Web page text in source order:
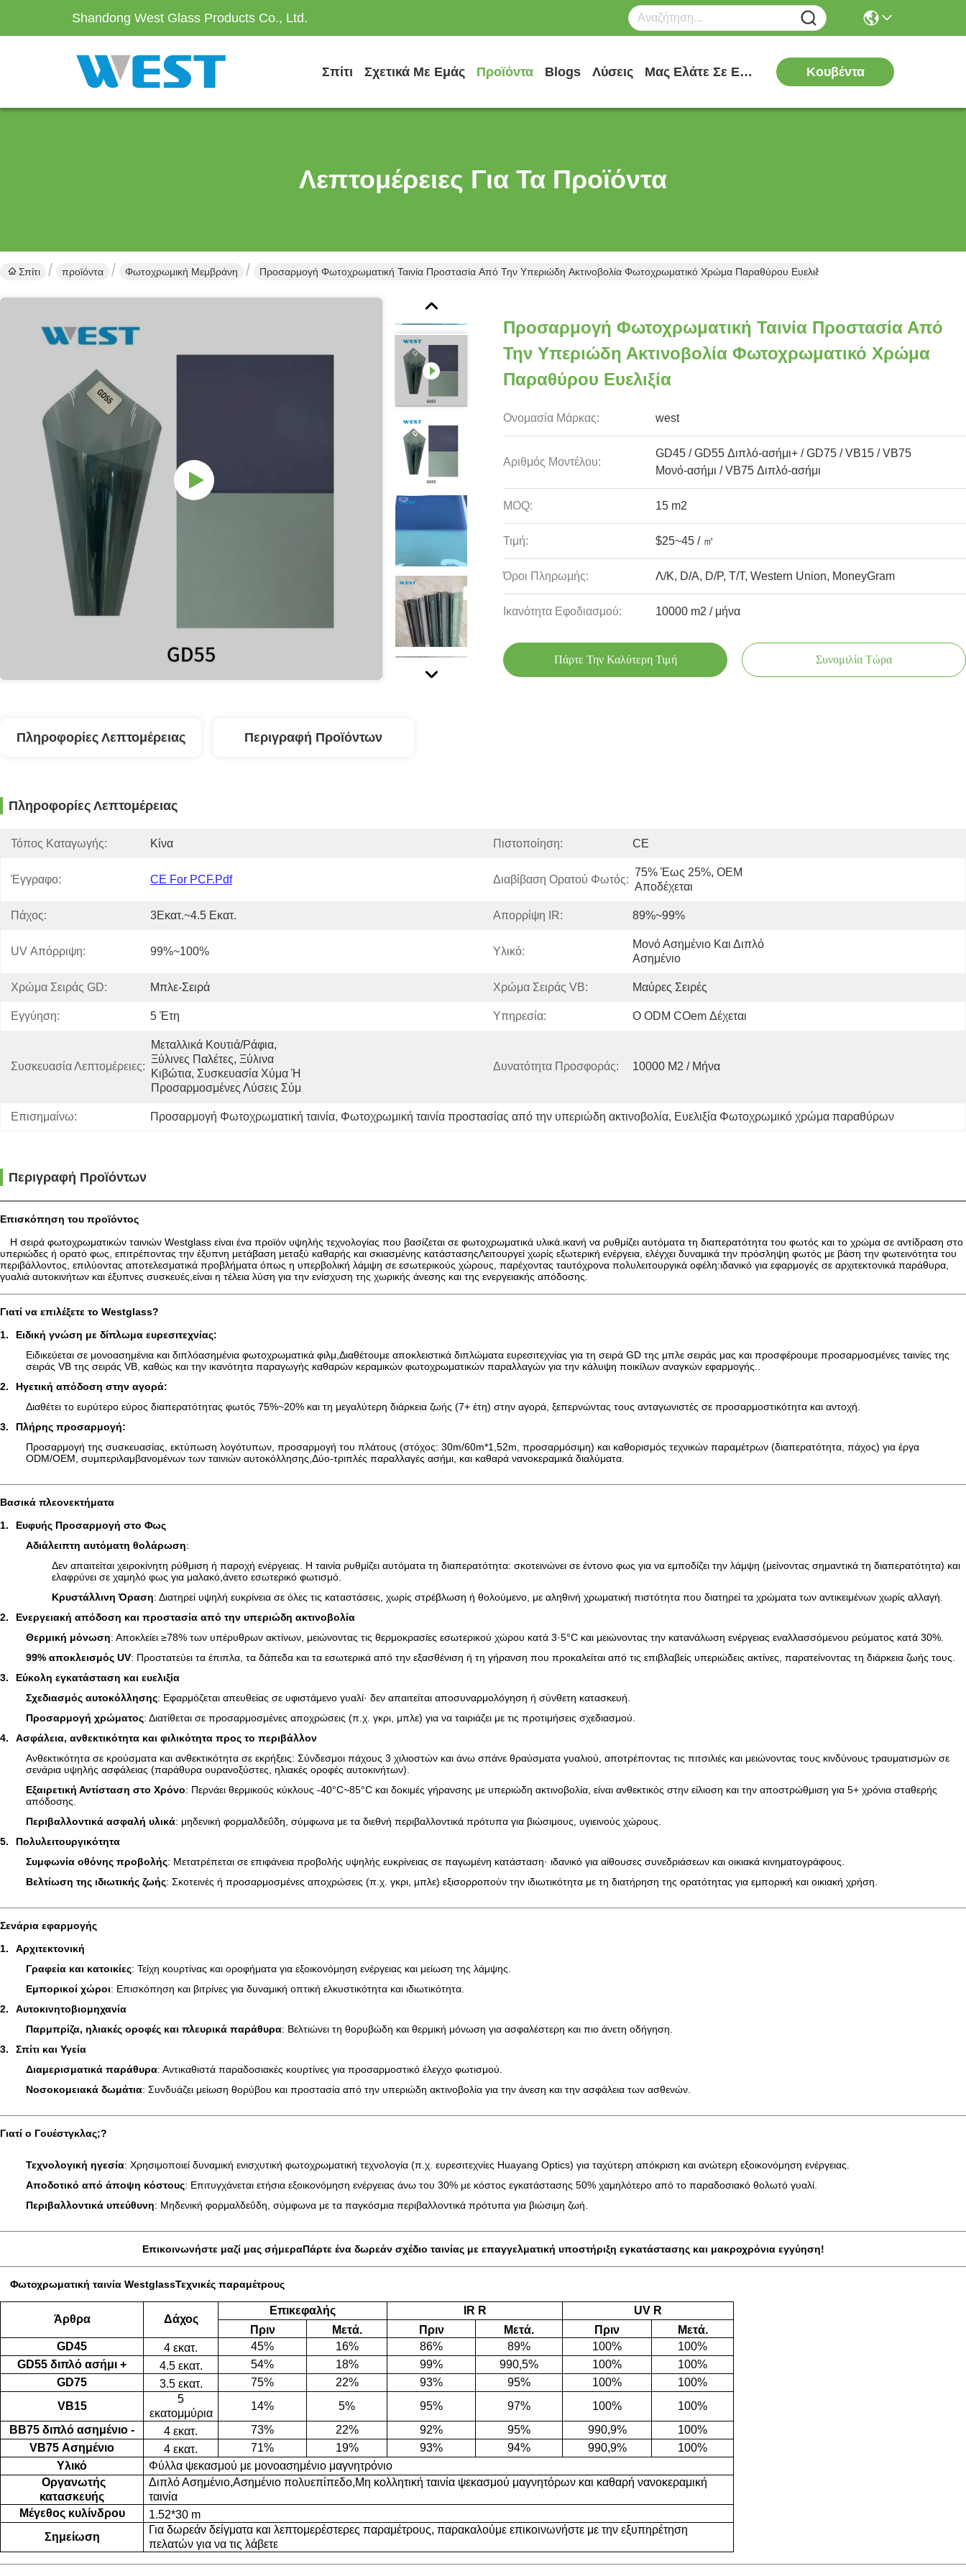
Shandong West Glass Products Co., Ltd.
Σπίτι Σχετικά Με Εμάς Προϊόντα Blogs Λύσεις Μας Ελάτε Σε Επαφή Με Κουβέντα
Λεπτομέρειες Για Τα Προϊόντα
Σπίτι προϊόντα Φωτοχρωμική Μεμβράνη Προσαρμογή Φωτοχρωματική Ταινία Προστασία Από Την Υπεριώδη Ακτινοβολία Φωτοχρωματικό Χρώμα Παραθύρου Ευελιξία
Προσαρμογή Φωτοχρωματική Ταινία Προστασία Από
Την Υπεριώδη Ακτινοβολία Φωτοχρωματικό Χρώμα
Παραθύρου Ευελιξία
Ονομασία Μάρκας: west
Αριθμός Μοντέλου:
GD45 / GD55 Διπλό-ασήμι+ / GD75 / VB15 / VB75
Μονό-ασήμι / VB75 Διπλό-ασήμι
MOQ: 15 m2
Τιμή: $25~45 / ㎡
Όροι Πληρωμής: Λ/Κ, D/A, D/P, T/T, Western Union, MoneyGram
Ικανότητα Εφοδιασμού: 10000 m2 / μήνα
Πάρτε Την Καλύτερη Τιμή Συνομιλία Τώρα
Πληροφορίες Λεπτομέρειας Περιγραφή Προϊόντων
Πληροφορίες Λεπτομέρειας
Τόπος Καταγωγής: Κίνα Πιστοποίηση: CE
Έγγραφο: CE For PCF.pdf Διαβίβαση Ορατού Φωτός:
75% Έως 25%, OEM
Αποδέχεται
Πάχος: 3Εκατ.~4.5 Εκατ. Απορρίψη IR: 89%~99%
UV Απόρριψη: 99%~100% Υλικό:
Μονό Ασημένιο Και Διπλό
Ασημένιο
Χρώμα Σειράς GD: Μπλε-Σειρά Χρώμα Σειράς VB: Μαύρες Σειρές
Εγγύηση: 5 Έτη Υπηρεσία: Ο ODM COem Δέχεται
Συσκευασία Λεπτομέρειες:
Μεταλλικά Κουτιά/ράφια,
Ξύλινες Παλέτες, Ξύλινα
Κιβώτια, Συσκευασία Χύμα Ή
Προσαρμοσμένες Λύσεις Σύμ
Δυνατότητα Προσφοράς: 10000 M2 / Μήνα
Επισημαίνω: Προσαρμογή Φωτοχρωματική ταινία, Φωτοχρωμική ταινία προστασίας από την υπεριώδη ακτινοβολία, Ευελιξία Φωτοχρωμικό χρώμα παραθύρων
Περιγραφή Προϊόντων
Επισκόπηση του προϊόντος
Η σειρά φωτοχρωματικών ταινιών Westglass είναι ένα προϊόν υψηλής τεχνολογίας που βασίζεται σε φωτοχρωματικά υλικά.ικανή να ρυθμίζει αυτόματα τη διαπερατότητα του φωτός και το χρώμα σε αντίδραση στο
υπεριώδες ή ορατό φως, επιτρέποντας την έξυπνη μετάβαση μεταξύ καθαρής και σκιασμένης κατάστασηςΛειτουργεί χωρίς εξωτερική ενέργεια, ελέγχει δυναμικά την πρόσληψη φωτός με βάση την φωτεινότητα του
περιβάλλοντος, επιλύοντας αποτελεσματικά προβλήματα όπως η υπερβολική λάμψη σε εσωτερικούς χώρους, παρέχοντας ταυτόχρονα πολυλειτουργικά οφέλη:ιδανικό για εφαρμογές σε αρχιτεκτονικά παράθυρα,
γυαλιά αυτοκινήτων και έξυπνες συσκευές,είναι η τέλεια λύση για την ενίσχυση της χωρικής άνεσης και της ενεργειακής απόδοσης.
Γιατί να επιλέξετε το Westglass?
1.
Ειδική γνώση με δίπλωμα ευρεσιτεχνίας:
Ειδικεύεται σε μονοασημένια και διπλόασημένια φωτοχρωματικά φιλμ,Διαθέτουμε αποκλειστικά διπλώματα ευρεσιτεχνίας για τη σειρά GD της μπλε σειράς μας και προσφέρουμε προσαρμοσμένες ταινίες της
σειράς VB της σειράς VB, καθώς και την ικανότητα παραγωγής καθαρών κεραμικών φωτοχρωματικών παραλλαγών για την κάλυψη ποικίλων αναγκών εφαρμογής..
2.
Ηγετική απόδοση στην αγορά:
Διαθέτει το ευρύτερο εύρος διαπερατότητας φωτός 75%~20% και τη μεγαλύτερη διάρκεια ζωής (7+ έτη) στην αγορά, ξεπερνώντας τους ανταγωνιστές σε προσαρμοστικότητα και αντοχή.
3.
Πλήρης προσαρμογή:
Προσαρμογή της συσκευασίας, εκτύπωση λογότυπων, προσαρμογή του πλάτους (στόχος: 30m/60m*1,52m, προσαρμόσιμη) και καθορισμός τεχνικών παραμέτρων (διαπερατότητα, πάχος) για έργα
ODM/OEM, συμπεριλαμβανομένων των ταινιών αυτοκόλλησης,Δύο-τριπλές παραλλαγές ασήμι, και καθαρά νανοκεραμικά διαλύματα.
Βασικά πλεονεκτήματα
1.
Ευφυής Προσαρμογή στο Φως
Αδιάλειπτη αυτόματη θολάρωση:
Δεν απαιτείται χειροκίνητη ρύθμιση ή παροχή ενέργειας. Η ταινία ρυθμίζει αυτόματα τη διαπερατότητα: σκοτεινώνει σε έντονο φως για να εμποδίζει την λάμψη (μείνοντας σημαντικά τη διαπερατότητα) και
ελαφρύνει σε χαμηλό φως για μαλακό,άνετο εσωτερικό φωτισμό.
Κρυστάλλινη Όραση: Διατηρεί υψηλή ευκρίνεια σε όλες τις καταστάσεις, χωρίς στρέβλωση ή θολούμενο, με αληθινή χρωματική πιστότητα που διατηρεί τα χρώματα των αντικειμένων χωρίς αλλαγή.
2.
Ενεργειακή απόδοση και προστασία από την υπεριώδη ακτινοβολία
Θερμική μόνωση: Αποκλείει ≥78% των υπέρυθρων ακτίνων, μειώνοντας τις θερμοκρασίες εσωτερικού χώρου κατά 3·5°C και μειώνοντας την κατανάλωση ενέργειας εναλλασσόμενου ρεύματος κατά 30%.
99% αποκλεισμός UV: Προστατεύει τα έπιπλα, τα δάπεδα και τα εσωτερικά από την εξασθένιση ή τη γήρανση που προκαλείται από τις επιβλαβείς υπεριώδεις ακτίνες, παρατείνοντας τη διάρκεια ζωής τους.
3.
Εύκολη εγκατάσταση και ευελιξία
Σχεδιασμός αυτοκόλλησης: Εφαρμόζεται απευθείας σε υφιστάμενο γυαλί· δεν απαιτείται αποσυναρμολόγηση ή σύνθετη κατασκευή.
Προσαρμογή χρώματος: Διατίθεται σε προσαρμοσμένες αποχρώσεις (π.χ. γκρι, μπλε) για να ταιριάζει με τις προτιμήσεις σχεδιασμού.
4.
Ασφάλεια, ανθεκτικότητα και φιλικότητα προς το περιβάλλον
Ανθεκτικότητα σε κρούσματα και ανθεκτικότητα σε εκρήξεις: Σύνδεσμοι πάχους 3 χιλιοστών και άνω σπάνε θραύσματα γυαλιού, αποτρέποντας τις πιτσιλιές και μειώνοντας τους κινδύνους τραυματισμών σε
σενάρια υψηλής ασφάλειας (παράθυρα ουρανοξύστες, ηλιακές οροφές αυτοκινήτων).
Εξαιρετική Αντίσταση στο Χρόνο: Περνάει θερμικούς κύκλους -40°C~85°C και δοκιμές γήρανσης με υπεριώδη ακτινοβολία, είναι ανθεκτικός στην είλιοση και την αποστρώθμιση για 5+ χρόνια σταθερής
απόδοσης.
Περιβαλλοντικά ασφαλή υλικά: μηδενική φορμαλδεΰδη, σύμφωνα με τα διεθνή περιβαλλοντικά πρότυπα για βιώσιμους, υγιεινούς χώρους.
5.
Πολυλειτουργικότητα
Συμφωνία οθόνης προβολής: Μετατρέπεται σε επιφάνεια προβολής υψηλής ευκρίνειας σε παγωμένη κατάσταση· ιδανικό για αίθουσες συνεδριάσεων και οικιακά κινηματογράφους.
Βελτίωση της ιδιωτικής ζωής: Σκοτεινές ή προσαρμοσμένες αποχρώσεις (π.χ. γκρι, μπλε) εξισορροπούν την ιδιωτικότητα με τη διατήρηση της ορατότητας για εμπορική και οικιακή χρήση.
Σενάρια εφαρμογής
1.
Αρχιτεκτονική
Γραφεία και κατοικίες: Τείχη κουρτίνας και οροφήματα για εξοικονόμηση ενέργειας και μείωση της λάμψης.
Εμπορικοί χώροι: Επισκόπηση και βιτρίνες για δυναμική οπτική ελκυστικότητα και ιδιωτικότητα.
2.
Αυτοκινητοβιομηχανία
Παρμπρίζα, ηλιακές οροφές και πλευρικά παράθυρα: Βελτιώνει τη θορυβώδη και θερμική μόνωση για ασφαλέστερη και πιο άνετη οδήγηση.
3.
Σπίτι και Υγεία
Διαμερισματικά παράθυρα: Αντικαθιστά παραδοσιακές κουρτίνες για προσαρμοστικό έλεγχο φωτισμού.
Νοσοκομειακά δωμάτια: Συνδυάζει μείωση θορύβου και προστασία από την υπεριώδη ακτινοβολία για την άνεση και την ασφάλεια των ασθενών.
Γιατί ο Γουέστγκλας;?
Τεχνολογική ηγεσία: Χρησιμοποιεί δυναμική ενισχυτική φωτοχρωματική τεχνολογία (π.χ. ευρεσιτεχνίες Huayang Optics) για ταχύτερη απόκριση και ανώτερη εξοικονόμηση ενέργειας.
Αποδοτικό από άποψη κόστους: Επιτυγχάνεται ετήσια εξοικονόμηση ενέργειας άνω του 30% με κόστος εγκατάστασης 50% χαμηλότερο από το παραδοσιακό θολωτό γυαλί.
Περιβαλλοντικά υπεύθυνη: Μηδενική φορμαλδεΰδη, σύμφωνα με τα παγκόσμια περιβαλλοντικά πρότυπα για βιώσιμη ζωή.
Επικοινωνήστε μαζί μας σήμεραΠάρτε ένα δωρεάν σχέδιο ταινίας με επαγγελματική υποστήριξη εγκατάστασης και μακροχρόνια εγγύηση!
Φωτοχρωματική ταινία WestglassΤεχνικές παραμέτρους
Άρθρα Δάχος
Επικεφαλής IR R
UV R
Πριν
Μετά. Πριν Μετά. Πριν
Μετά.
GD45
4 εκατ. 45% 16% 86% 89% 100%
100%
GD55 διπλό ασήμι +
4.5 εκατ. 54% 18% 99% 990,5% 100%
100%
GD75
3.5 εκατ. 75% 22% 93% 95% 100%
100%
VB15
5
εκατομμύρια
14% 5% 95% 97% 100%
100%
ΒΒ75 διπλό ασημένιο -
4 εκατ. 73% 22% 92% 95% 990,9%
100%
VB75 Ασημένιο
4 εκατ. 71% 19% 93% 94% 990,9%
100%
Υλικό
Φύλλα ψεκασμού με μονοασημένιο μαγνητρόνιο
Οργανωτής
κατασκευής
Διπλό Ασημένιο,Ασημένιο πολυεπίπεδο,Μη κολλητική ταινία ψεκασμού μαγνητόρων και καθαρή νανοκεραμική
ταινία
Μέγεθος κυλίνδρου
1.52*30 m
Σημείωση
Για δωρεάν δείγματα και λεπτομερέστερες παραμέτρους, παρακαλούμε επικοινωνήστε με την εξυπηρέτηση
πελατών για να τις λάβετε